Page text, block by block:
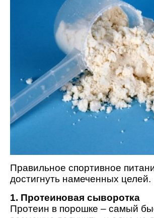
Правильное спортивное
достигнуть намеченных целей.
1. Протеиновая сыворотка
Протеин в порошке – самый